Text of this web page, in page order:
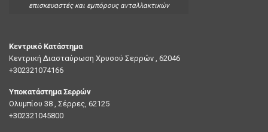
επισκευαστές και εμπόρους ανταλλακτικών
Κεντρικό Κατάστημα
Κεντρική Διασταύρωση Χρυσού Σερρών , 62046
+302321074166
Υποκατάστημα Σερρών
Ολυμπίου 38 , Σέρρες, 62125
+302321045800